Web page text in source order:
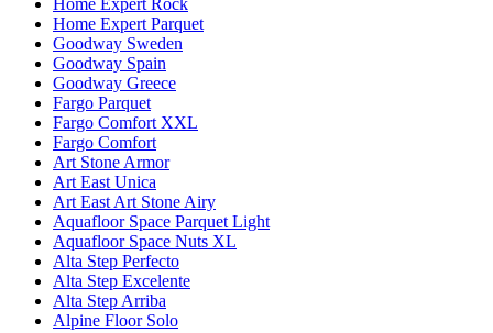
Home Expert Rock
Home Expert Parquet
Goodway Sweden
Goodway Spain
Goodway Greece
Fargo Parquet
Fargo Comfort XXL
Fargo Comfort
Art Stone Armor
Art East Unica
Art East Art Stone Airy
Aquafloor Space Parquet Light
Aquafloor Space Nuts XL
Alta Step Perfecto
Alta Step Excelente
Alta Step Arriba
Alpine Floor Solo